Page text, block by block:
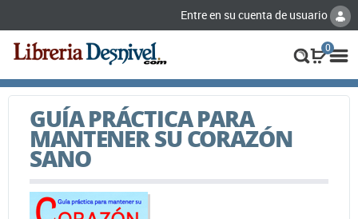
Entre en su cuenta de usuario
0
GUÍA PRÁCTICA PARA
MANTENER SU CORAZÓN
SANO